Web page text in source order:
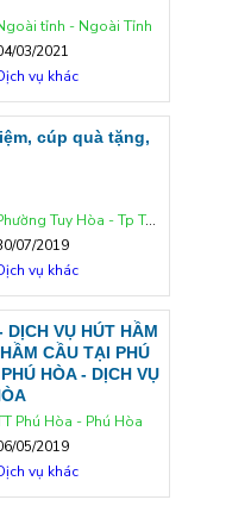
tỉnh - Ngoài Tỉnh
03/2021
vụ khác
cúp quà tặng,
Tuy Hòa - Tp Tuy Hòa
07/2019
vụ khác
DỊCH VỤ HÚT HẦM
CẦU TẠI PHÚ
HÒA - DỊCH VỤ
Phú Hòa - Phú Hòa
05/2019
vụ khác